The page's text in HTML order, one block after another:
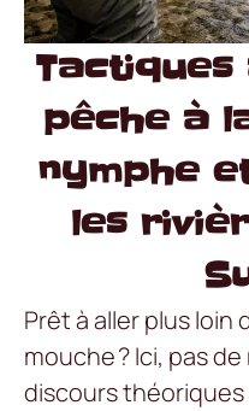
Tactiques
pêche à
nymphe
les
Prêt à aller plus loin
mouche ? Ici, pas
discours théoriques